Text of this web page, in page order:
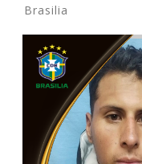
Brasilia